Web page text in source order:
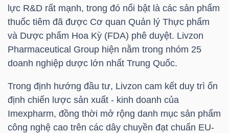
lực R&D rất mạnh, trong đó nổi bật là các sản phẩm
thuốc tiêm đã được Cơ quan Quản lý Thực phẩm
và Dược phẩm Hoa Kỳ (FDA) phê duyệt. Livzon
Pharmaceutical Group hiện nằm trong nhóm 25
doanh nghiệp dược lớn nhất Trung Quốc.
Trong định hướng đầu tư, Livzon cam kết duy trì ổn
định chiến lược sản xuất - kinh doanh của
Imexpharm, đồng thời mở rộng danh mục sản phẩm
công nghệ cao trên các dây chuyền đạt chuẩn EU-
TRÁI
PHIẾU
CÔNG
CỤ
ĐẦU